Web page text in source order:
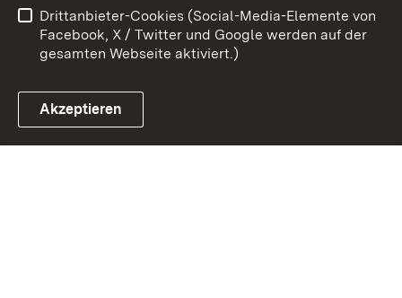
Link zum Landesportal
Impressum
Cookies
Drittanbieter-Cookies (Social-Media-Elemente von
Facebook, X / Twitter und Google werden auf der
gesamten Webseite aktiviert.)
Akzeptieren